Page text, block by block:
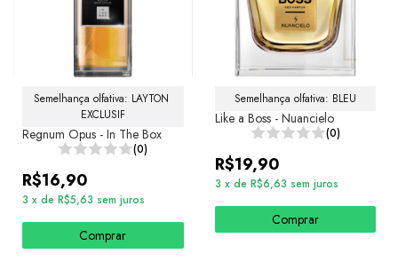
Semelhança olfativa: LAYTON
EXCLUSIF
Regnum Opus - In The Box
(0)
R$16,90
3 x de R$5,63 sem juros
Comprar
Semelhança olfativa: BLEU
Like a Boss - Nuancielo
(0)
R$19,90
3 x de R$6,63 sem juros
Comprar